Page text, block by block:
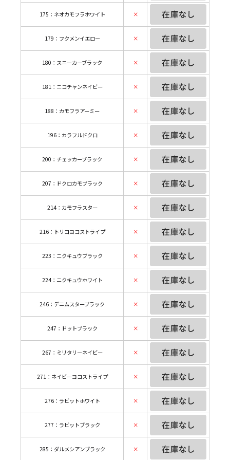
175：ネオカモフラホワイト ×
179：フクメンイエロー ×
180：スニーカーブラック ×
181：ニコチャンネイビー ×
188：カモフラアーミー ×
196：カラフルドクロ ×
200：チェッカーブラック ×
207：ドクロカモブラック ×
214：カモフラスター ×
216：トリコヨコストライプ ×
223：ニクキュウブラック ×
224：ニクキュウホワイト ×
246：デニムスターブラック ×
247：ドットブラック ×
267：ミリタリーネイビー ×
271：ネイビーヨコストライプ ×
276：ラビットホワイト ×
277：ラビットブラック ×
285：ダルメシアンブラック ×